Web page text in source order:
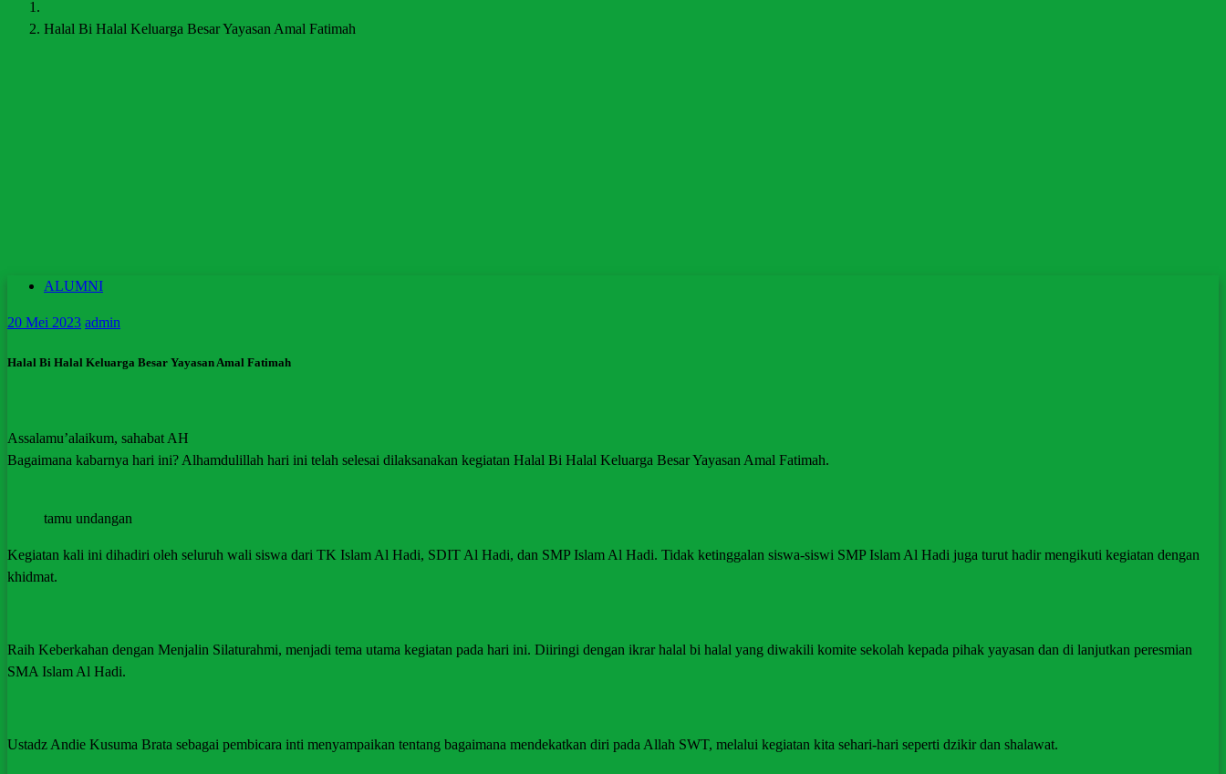
Halal Bi Halal Keluarga Besar Yayasan Amal Fatimah
ALUMNI
20 Mei 2023 admin
Halal Bi Halal Keluarga Besar Yayasan Amal Fatimah
Assalamu’alaikum, sahabat AH
Bagaimana kabarnya hari ini? Alhamdulillah hari ini telah selesai dilaksanakan kegiatan Halal Bi Halal Keluarga Besar Yayasan Amal Fatimah.
tamu undangan
Kegiatan kali ini dihadiri oleh seluruh wali siswa dari TK Islam Al Hadi, SDIT Al Hadi, dan SMP Islam Al Hadi. Tidak ketinggalan siswa-siswi SMP Islam Al Hadi juga turut hadir mengikuti kegiatan dengan
khidmat.
Raih Keberkahan dengan Menjalin Silaturahmi, menjadi tema utama kegiatan pada hari ini. Diiringi dengan ikrar halal bi halal yang diwakili komite sekolah kepada pihak yayasan dan di lanjutkan peresmian
SMA Islam Al Hadi.
Ustadz Andie Kusuma Brata sebagai pembicara inti menyampaikan tentang bagaimana mendekatkan diri pada Allah SWT, melalui kegiatan kita sehari-hari seperti dzikir dan shalawat.